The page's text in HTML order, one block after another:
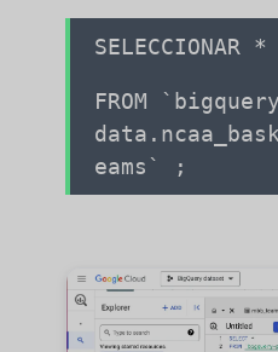
SELECCIONAR *
FROM
eams` ;